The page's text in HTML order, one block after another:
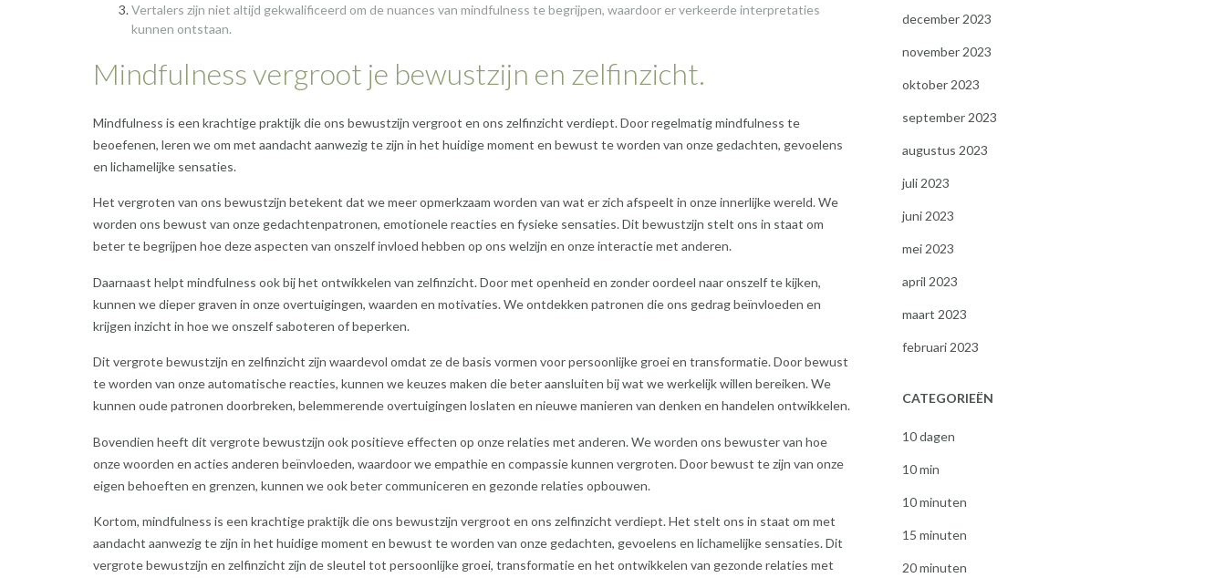
Vertalers zijn niet altijd gekwalificeerd om de nuances van mindfulness te begrijpen, waardoor er verkeerde interpretaties
kunnen ontstaan.
Mindfulness vergroot je bewustzijn en zelfinzicht.
Mindfulness is een krachtige praktijk die ons bewustzijn vergroot en ons zelfinzicht verdiept. Door regelmatig mindfulness te
beoefenen, leren we om met aandacht aanwezig te zijn in het huidige moment en bewust te worden van onze gedachten, gevoelens
en lichamelijke sensaties.
Het vergroten van ons bewustzijn betekent dat we meer opmerkzaam worden van wat er zich afspeelt in onze innerlijke wereld. We
worden ons bewust van onze gedachtenpatronen, emotionele reacties en fysieke sensaties. Dit bewustzijn stelt ons in staat om
beter te begrijpen hoe deze aspecten van onszelf invloed hebben op ons welzijn en onze interactie met anderen.
Daarnaast helpt mindfulness ook bij het ontwikkelen van zelfinzicht. Door met openheid en zonder oordeel naar onszelf te kijken,
kunnen we dieper graven in onze overtuigingen, waarden en motivaties. We ontdekken patronen die ons gedrag beïnvloeden en
krijgen inzicht in hoe we onszelf saboteren of beperken.
Dit vergrote bewustzijn en zelfinzicht zijn waardevol omdat ze de basis vormen voor persoonlijke groei en transformatie. Door bewust
te worden van onze automatische reacties, kunnen we keuzes maken die beter aansluiten bij wat we werkelijk willen bereiken. We
kunnen oude patronen doorbreken, belemmerende overtuigingen loslaten en nieuwe manieren van denken en handelen ontwikkelen.
Bovendien heeft dit vergrote bewustzijn ook positieve effecten op onze relaties met anderen. We worden ons bewuster van hoe
onze woorden en acties anderen beïnvloeden, waardoor we empathie en compassie kunnen vergroten. Door bewust te zijn van onze
eigen behoeften en grenzen, kunnen we ook beter communiceren en gezonde relaties opbouwen.
Kortom, mindfulness is een krachtige praktijk die ons bewustzijn vergroot en ons zelfinzicht verdiept. Het stelt ons in staat om met
aandacht aanwezig te zijn in het huidige moment en bewust te worden van onze gedachten, gevoelens en lichamelijke sensaties. Dit
vergrote bewustzijn en zelfinzicht zijn de sleutel tot persoonlijke groei, transformatie en het ontwikkelen van gezonde relaties met
december 2023
november 2023
oktober 2023
september 2023
augustus 2023
juli 2023
juni 2023
mei 2023
april 2023
maart 2023
februari 2023
CATEGORIEËN
10 dagen
10 min
10 minuten
15 minuten
20 minuten